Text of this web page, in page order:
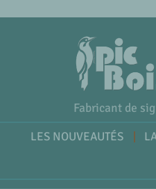
Fabricant de
LES NOUVEAUTÉS